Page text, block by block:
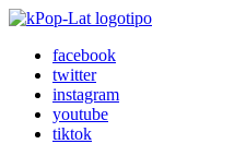
facebook
twitter
instagram
youtube
tiktok